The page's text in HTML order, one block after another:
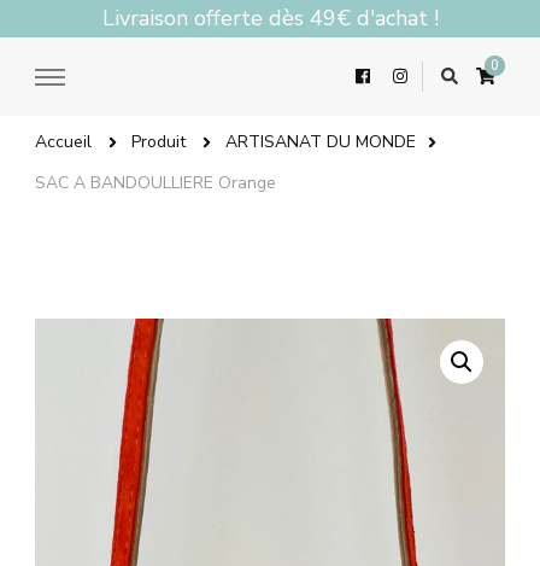
Livraison offerte dès 49€ d'achat !
0
Accueil Produit
ARTISANAT DU MONDE
SAC A BANDOULLIERE Orange